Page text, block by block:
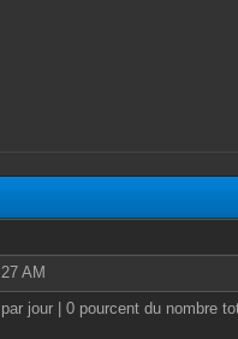
AM
jour | 0 pourcent du nombre